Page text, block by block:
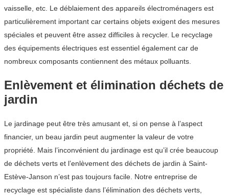
vaisselle, etc. Le déblaiement des appareils électroménagers est
particulièrement important car certains objets exigent des mesures
spéciales et peuvent être assez difficiles à recycler. Le recyclage
des équipements électriques est essentiel également car de
nombreux composants contiennent des métaux polluants.
Enlèvement et élimination déchets de
jardin
Le jardinage peut être très amusant et, si on pense à l’aspect
financier, un beau jardin peut augmenter la valeur de votre
propriété. Mais l’inconvénient du jardinage est qu’il crée beaucoup
de déchets verts et l’enlèvement des déchets de jardin à Saint-
Estève-Janson n’est pas toujours facile. Notre entreprise de
recyclage est spécialiste dans l’élimination des déchets verts,